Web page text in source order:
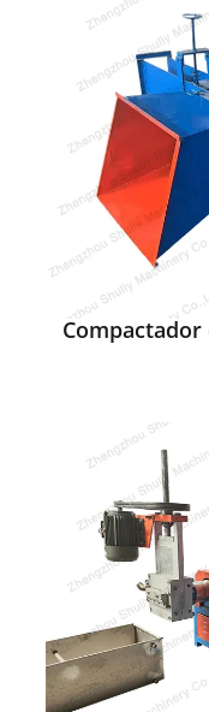
Compactador